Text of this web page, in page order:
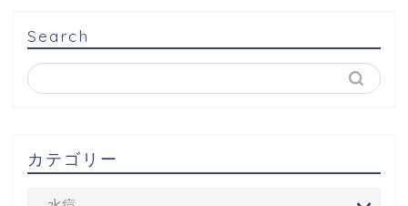
Search
カテゴリー